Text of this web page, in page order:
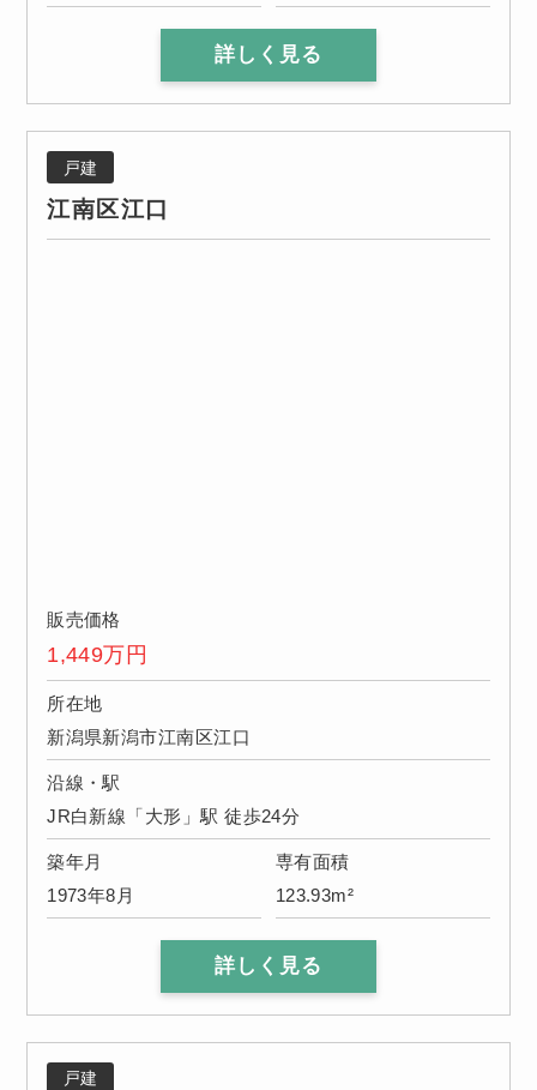
詳しく見る
戸建
江南区江口
販売価格
1,449万円
所在地
新潟県新潟市江南区江口
沿線・駅
JR白新線「大形」駅 徒歩24分
築年月
1973年8月
専有面積
123.93m²
詳しく見る
戸建